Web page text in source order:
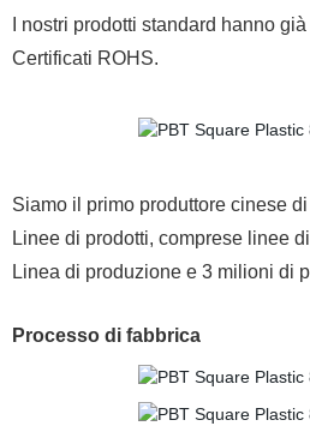
I nostri prodotti standard hanno
Certificati ROHS.
Siamo il primo produttore cinese
Linee di prodotti, comprese linee
Linea di produzione e 3 milioni di
Processo di fabbrica